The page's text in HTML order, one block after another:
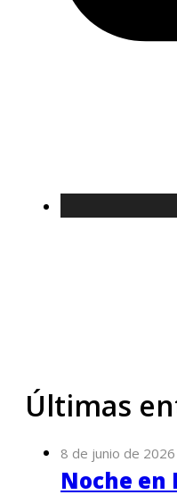
Últimas
8 de junio de 2026
Noche en